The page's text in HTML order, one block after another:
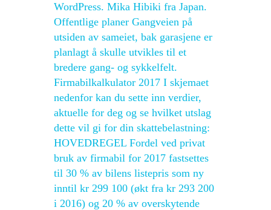
WordPress. Mika Hibiki fra Japan.
Offentlige planer Gangveien på
utsiden av sameiet, bak garasjene er
planlagt å skulle utvikles til et
bredere gang- og sykkelfelt.
Firmabilkalkulator 2017 I skjemaet
nedenfor kan du sette inn verdier,
aktuelle for deg og se hvilket utslag
dette vil gi for din skattebelastning:
HOVEDREGEL Fordel ved privat
bruk av firmabil for 2017 fastsettes
til 30 % av bilens listepris som ny
inntil kr 299 100 (økt fra kr 293 200
i 2016) og 20 % av overskytende